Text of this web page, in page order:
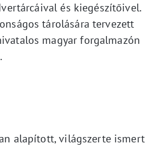
és kiegészítőivel.
tárolására tervezett
magyar forgalmazón
alapított, világszerte ismert